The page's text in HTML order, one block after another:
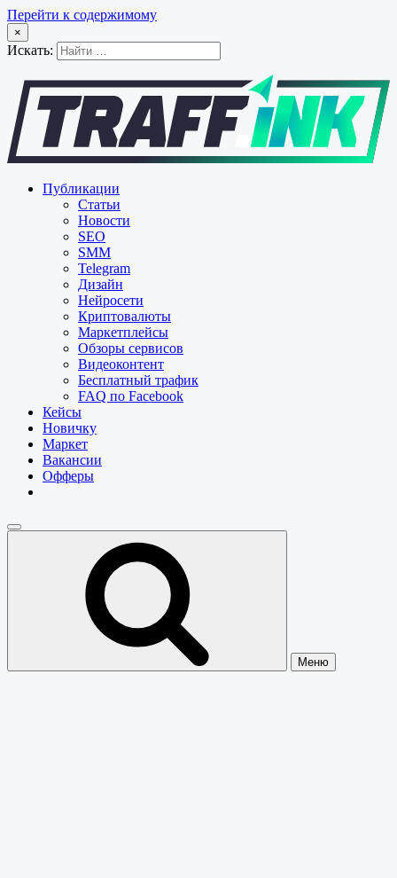
Перейти к содержимому
×
Искать:
Публикации
Статьи
Новости
SEO
SMM
Telegram
Дизайн
Нейросети
Криптовалюты
Маркетплейсы
Обзоры сервисов
Видеоконтент
Бесплатный трафик
FAQ по Facebook
Кейсы
Новичку
Маркет
Вакансии
Офферы
Меню